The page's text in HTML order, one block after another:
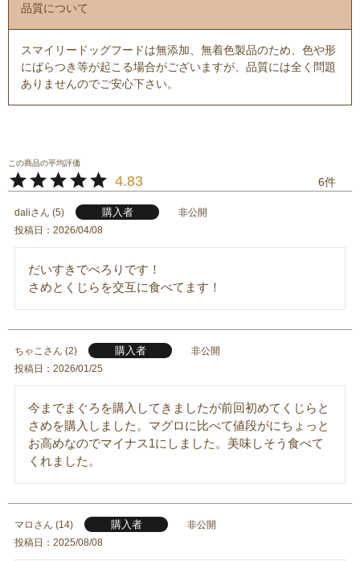
品質について
スマイリードッグフードは無添加、無着色製品のため、色や形
にばらつき等が起こる場合がございますが、品質には全く問題
ありませんのでご安心下さい。
4.83 6
dali 5 購入者
非公開
投稿日
2026/04/08
だいすきでぺろりです！
さめとくじらを交互に食べてます！
ちゃこ 2 購入者
非公開
投稿日
2026/01/25
今までまぐろを購入してきましたが前回初めてくじらと
さめを購入しました。マグロに比べて値段がにちょっと
お高めなのでマイナス1にしました。美味しそう食べて
くれました。
マロ 14 購入者
非公開
投稿日
2025/08/08